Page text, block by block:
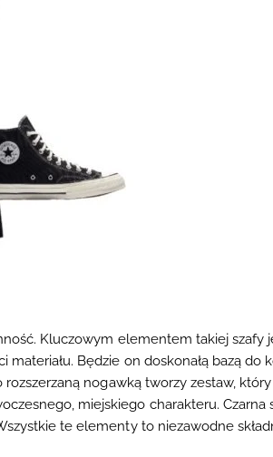
Kluczowym elementem takiej szafy
Będzie on doskonałą bazą do
rozszerzaną nogawką tworzy zestaw,
miejskiego charakteru. Czarna
te elementy to niezawodne